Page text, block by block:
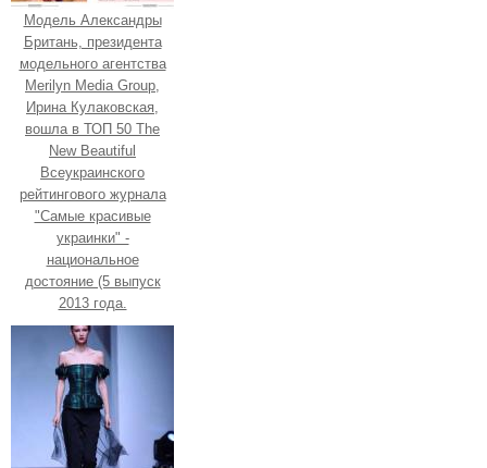
Модель Александры
Британь, президента
модельного агентства
Merilyn Media Group,
Ирина Кулаковская,
вошла в ТОП 50 The
New Beautiful
Всеукраинского
рейтингового журнала
"Самые красивые
украинки" -
национальное
достояние (5 выпуск
2013 года.